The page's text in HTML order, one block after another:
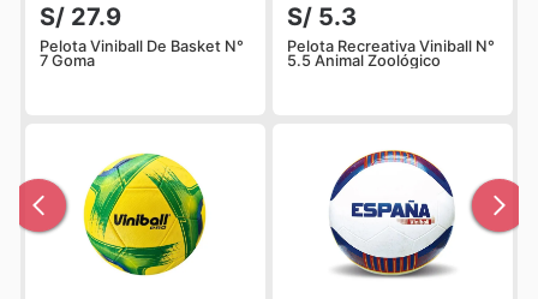
S/ 27.9
Pelota Viniball De Basket N°
7 Goma
S/ 5.3
Pelota Recreativa Viniball N°
5.5 Animal Zoológico